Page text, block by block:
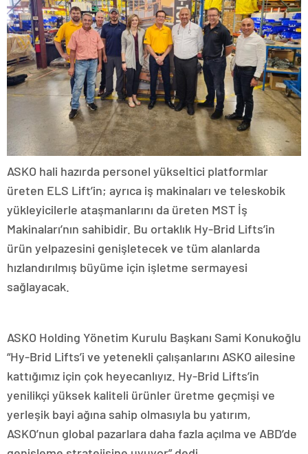
ASKO hali hazırda personel yükseltici platformlar
üreten ELS Lift’in; ayrıca iş makinaları ve teleskobik
yükleyicilerle ataşmanlarını da üreten MST İş
Makinaları’nın sahibidir. Bu ortaklık Hy-Brid Lifts’in
ürün yelpazesini genişletecek ve tüm alanlarda
hızlandırılmış büyüme için işletme sermayesi
sağlayacak.
ASKO Holding Yönetim Kurulu Başkanı Sami Konukoğlu
“Hy-Brid Lifts’i ve yetenekli çalışanlarını ASKO ailesine
kattığımız için çok heyecanlıyız. Hy-Brid Lifts’in
yenilikçi yüksek kaliteli ürünler üretme geçmişi ve
yerleşik bayi ağına sahip olmasıyla bu yatırım,
ASKO’nun global pazarlara daha fazla açılma ve ABD’de